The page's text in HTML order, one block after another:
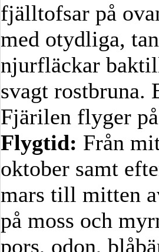
fjälltofsar på
med otydliga,
njurfläckar
svagt rostbruna.
Fjärilen flyger
Flygtid: Från
oktober samt
mars till mitten
på moss och
pors, odon,